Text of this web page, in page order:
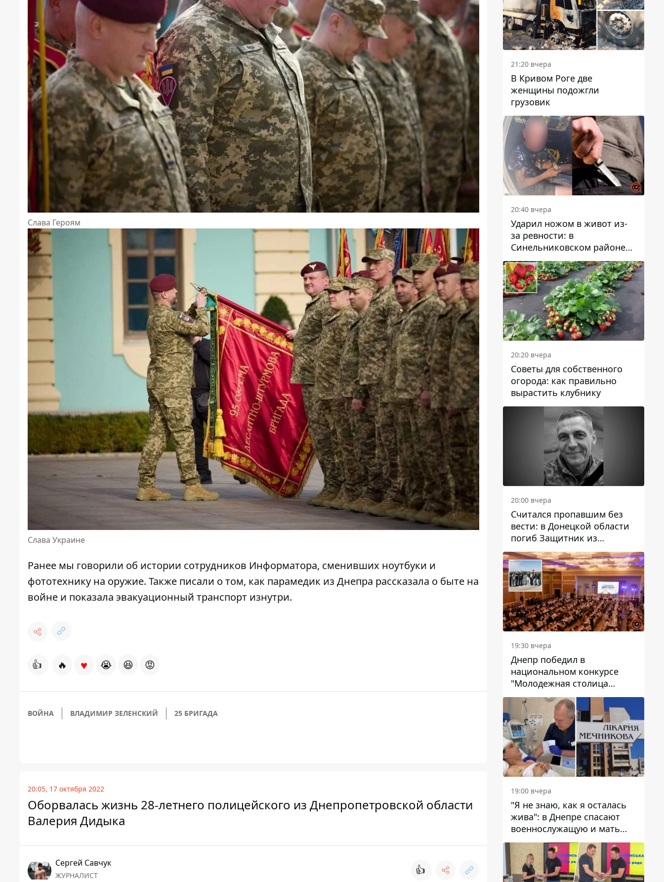
Слава Героям
Слава Украине
Ранее мы говорили об истории сотрудников Информатора, сменивших ноутбуки и
фототехнику на оружие. Также писали о том, как парамедик из Днепра рассказала о быте на
войне и показала эвакуационный транспорт изнутри.
👍 🔥 ♥ 😭 😆 😡
ВОЙНА ВЛАДИМИР ЗЕЛЕНСКИЙ 25 БРИГАДА
20:05, 17 октября 2022
Оборвалась жизнь 28-летнего полицейского из Днепропетровской области
Валерия Дидыка
Сергей Савчук
ЖУРНАЛИСТ 👍
21:20 вчера
В Кривом Роге две
женщины подожгли
грузовик
20:40 вчера
Ударил ножом в живот из-
за ревности: в
Синельниковском районе
задержали 49-летнего
мужчину за убийство
20:20 вчера
Советы для собственного
огорода: как правильно
вырастить клубнику
20:00 вчера
Считался пропавшим без
вести: в Донецкой области
погиб Защитник из
Каменского Антон
Красовский
19:30 вчера
Днепр победил в
национальном конкурсе
"Молодежная столица
Украины – 2026"
19:00 вчера
"Я не знаю, как я осталась
жива": в Днепре спасают
военнослужащую и мать
четверых детей, которую
ранил КАБ